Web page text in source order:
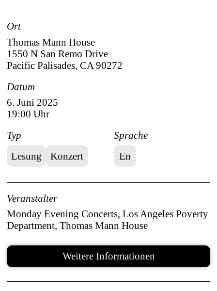
Ort
Thomas Mann House
1550 N San Remo Drive
Pacific Palisades, CA 90272
Datum
6. Juni 2025
19:00 Uhr
Typ
Lesung
Konzert
Sprache
En
Veranstalter
Monday Evening Concerts, Los Angeles Poverty
Department, Thomas Mann House
Weitere Informationen